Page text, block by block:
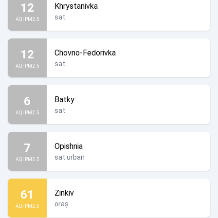
12
AQI PM2.5
Khrystanivka
sat
12
AQI PM2.5
Chovno-Fedorivka
sat
6
AQI PM2.5
Batky
sat
7
AQI PM2.5
Opishnia
sat urban
61
AQI PM2.5
Zinkiv
oraș